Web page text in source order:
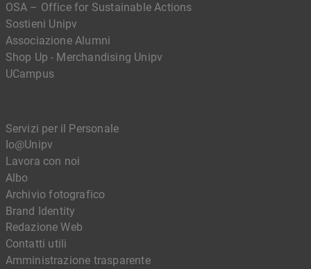
OSA – Office for Sustainable Actions
Sostieni Unipv
Associazione Alumni
Shop Up - Merchandising Unipv
UCampus
Servizi per il Personale
Io@Unipv
Lavora con noi
Albo
Archivio fotografico
Brand Identity
Redazione Web
Contatti utili
Amministrazione trasparente